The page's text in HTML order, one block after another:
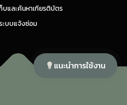
บและค้นหาเกียรติบัตร
ะบบแจ้งซ่อม
แนะนำการใช้งาน